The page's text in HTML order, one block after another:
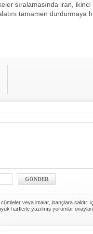
sıralamasında iran,
tamamen durdurmaya
veya imalar, inançlara saldırı
harflerle yazılmış yorumlar